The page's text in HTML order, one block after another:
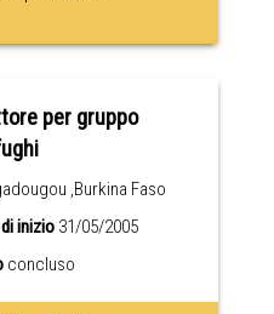
per gruppo
,Burkina Faso
inizio 31/05/2005
concluso